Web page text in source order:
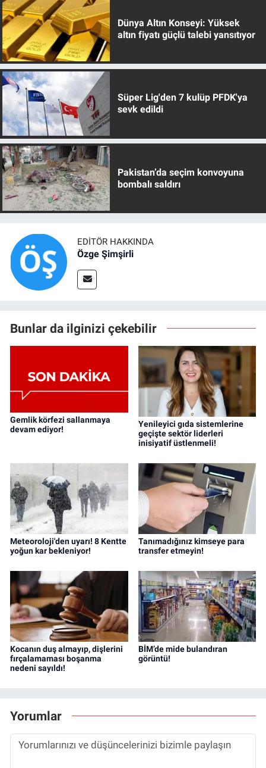
Dünya Altın Konseyi: Yüksek
altın fiyatı güçlü talebi yansıtıyor
Süper Lig'den 7 kulüp PFDK'ya
sevk edildi
Pakistan’da seçim konvoyuna
bombalı saldırı
EDITÖR HAKKINDA
Özge Şimşirli
Bunlar da ilginizi çekebilir
Gemlik körfezi sallanmaya
devam ediyor!
Yenileyici gıda sistemlerine
geçişte sektör liderleri
inisiyatif üstlenmeli!
Meteoroloji'den uyarı! 8 Kentte
yoğun kar bekleniyor!
Tanımadığınız kimseye para
transfer etmeyin!
Kocanın duş almayıp, dişlerini
fırçalamaması boşanma
nedeni sayıldı!
BİM’de mide bulandıran
görüntü!
Yorumlar